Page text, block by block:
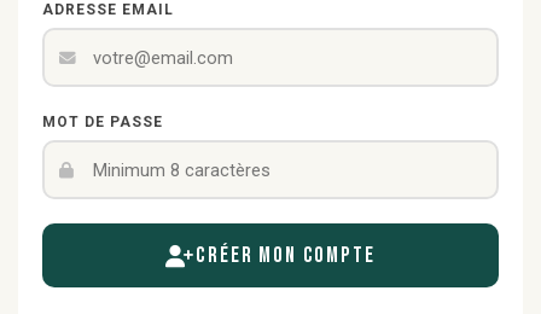
ADRESSE EMAIL
MOT DE PASSE
Créer mon compte